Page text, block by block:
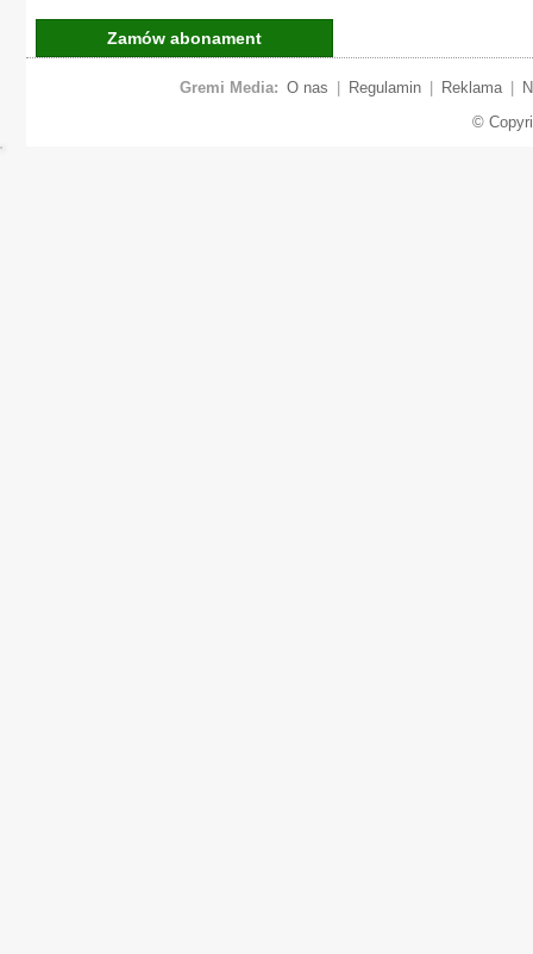
Zamów abonament
Gremi Media: O nas Regulamin Reklama
©